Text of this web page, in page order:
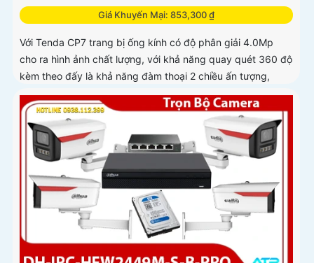
Giá Khuyến Mại: 853,300 ₫
Với Tenda CP7 trang bị ống kính có độ phân giải 4.0Mp
cho ra hình ảnh chất lượng, với khả năng quay quét 360 độ
kèm theo đấy là khả năng đàm thoại 2 chiều ấn tượng,
trang bị khả năng phát hiện chuyển động và phát hiện âm
thanh bất thường